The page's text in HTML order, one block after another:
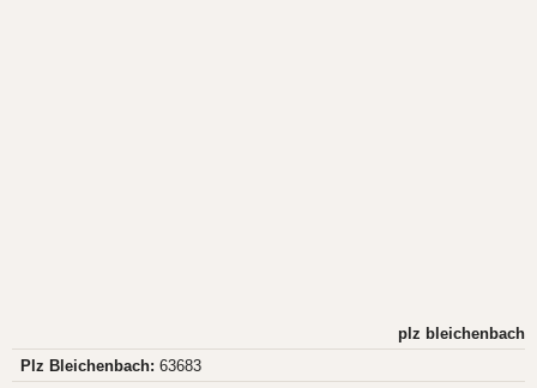
plz bleichenbach
Plz Bleichenbach: 63683